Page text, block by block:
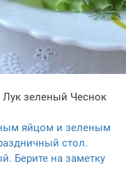
Лук зеленый Чеснок
яйцом и зеленым
стол.
Берите на заметку